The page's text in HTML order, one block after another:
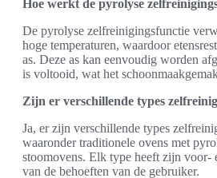
Hoe werkt de pyrolyse
De pyrolyse zelfreinigingsfunctie
hoge temperaturen, waardoor
as. Deze as kan eenvoudig worden
is voltooid, wat het
Zijn er verschillende types
Ja, er zijn verschillende types
waaronder traditionele ovens met
stoomovens. Elk type heeft zijn voor-
van de behoeften van de gebruiker.